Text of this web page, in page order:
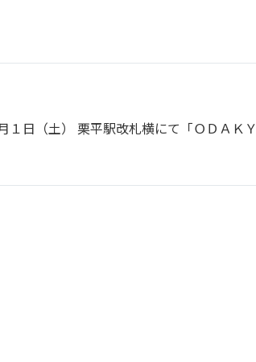
１日（土） 栗平駅改札横にて「ＯＤＡＫＹ